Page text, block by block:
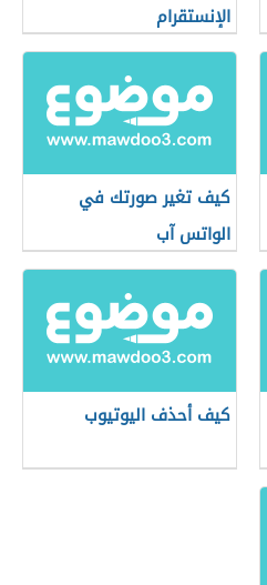
الإنستقرام
كيف تغير صورتك في
الواتس آب
كيف أحذف اليوتيوب